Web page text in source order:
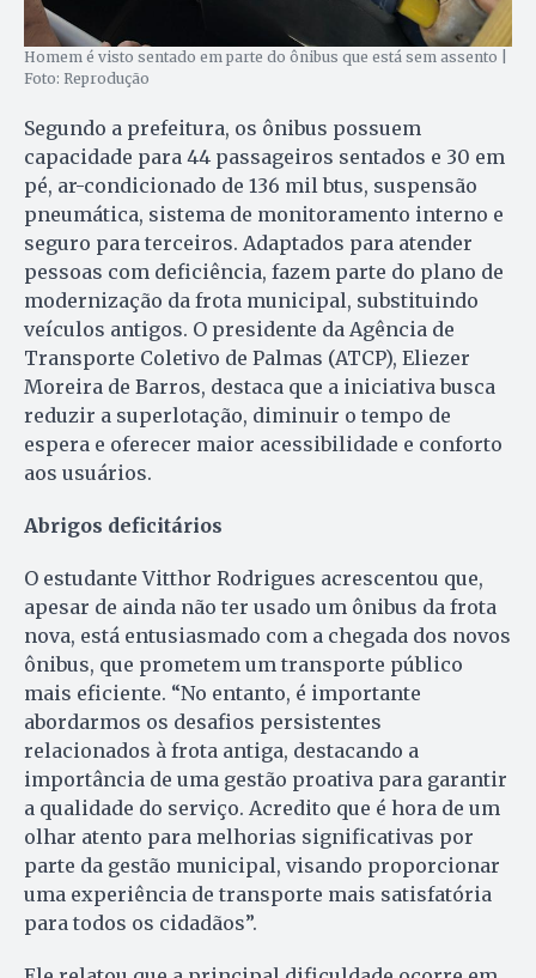
Homem é visto sentado em parte do ônibus que está sem assento |
Foto: Reprodução
Segundo a prefeitura, os ônibus possuem
capacidade para 44 passageiros sentados e 30 em
pé, ar-condicionado de 136 mil btus, suspensão
pneumática, sistema de monitoramento interno e
seguro para terceiros. Adaptados para atender
pessoas com deficiência, fazem parte do plano de
modernização da frota municipal, substituindo
veículos antigos. O presidente da Agência de
Transporte Coletivo de Palmas (ATCP), Eliezer
Moreira de Barros, destaca que a iniciativa busca
reduzir a superlotação, diminuir o tempo de
espera e oferecer maior acessibilidade e conforto
aos usuários.
Abrigos deficitários
O estudante Vitthor Rodrigues acrescentou que,
apesar de ainda não ter usado um ônibus da frota
nova, está entusiasmado com a chegada dos novos
ônibus, que prometem um transporte público
mais eficiente. “No entanto, é importante
abordarmos os desafios persistentes
relacionados à frota antiga, destacando a
importância de uma gestão proativa para garantir
a qualidade do serviço. Acredito que é hora de um
olhar atento para melhorias significativas por
parte da gestão municipal, visando proporcionar
uma experiência de transporte mais satisfatória
para todos os cidadãos”.